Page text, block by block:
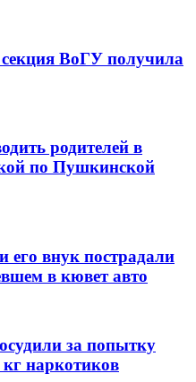
ВоГУ получила
родителей в
по Пушкинской
его внук пострадали
в кювет авто
за попытку
кг наркотиков